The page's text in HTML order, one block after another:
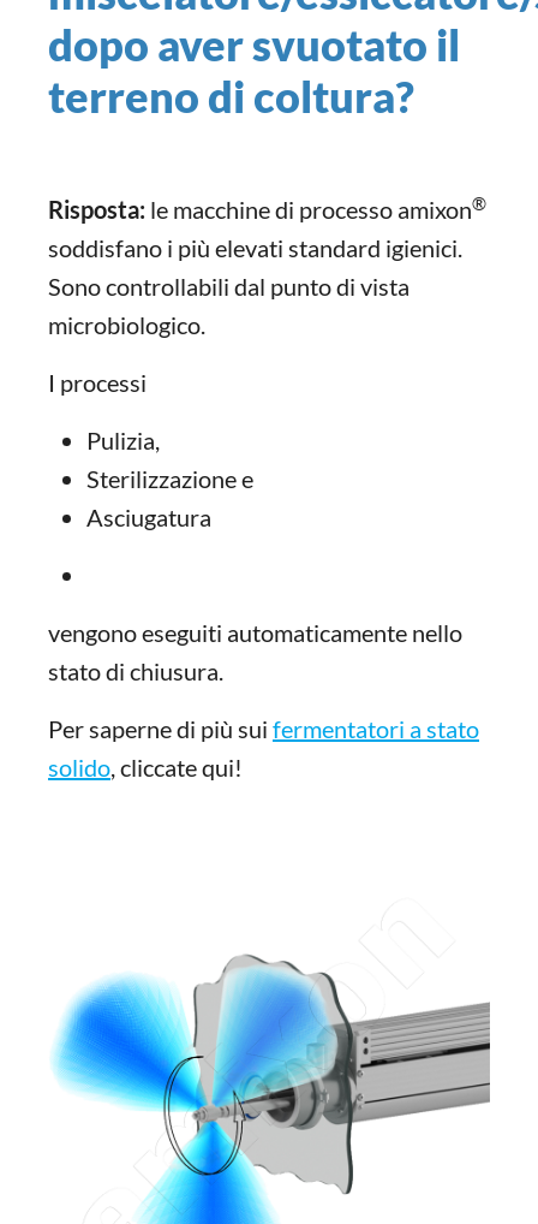
dopo aver svuotato il
terreno di coltura?
Risposta: le macchine di processo amixon®
soddisfano i più elevati standard igienici.
Sono controllabili dal punto di vista
microbiologico.
I processi
Pulizia,
Sterilizzazione e
Asciugatura
vengono eseguiti automaticamente nello
stato di chiusura.
Per saperne di più sui fermentatori a stato
solido, cliccate qui!